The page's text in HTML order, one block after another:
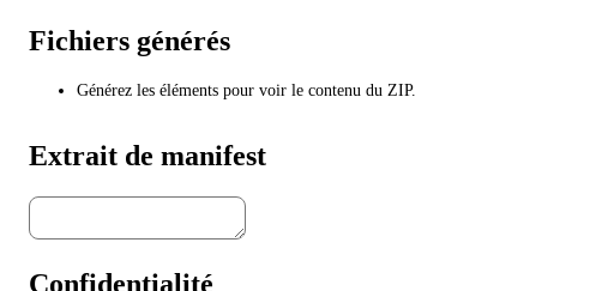
Fichiers générés
Générez les éléments pour voir le contenu du ZIP.
Extrait de manifest
Confidentialité